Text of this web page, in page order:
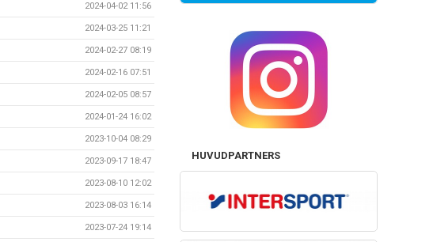
2024-04-02 11:56
2024-03-25 11:21
2024-02-27 08:19
2024-02-16 07:51
2024-02-05 08:57
2024-01-24 16:02
2023-10-04 08:29
2023-09-17 18:47
2023-08-10 12:02
2023-08-03 16:14
2023-07-24 19:14
HUVUDPARTNERS